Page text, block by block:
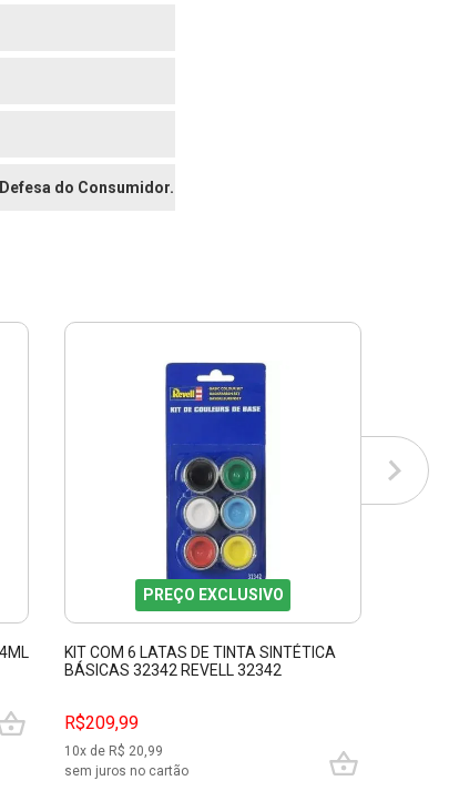
do Consumidor.
PREÇO EXCLUSIVO
KIT COM 6 LATAS DE TINTA SINTÉTICA
BÁSICAS 32342 REVELL 32342
R$209,99
10x de R$ 20,99
sem juros no cartão